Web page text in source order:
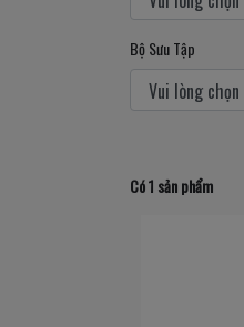
Bộ Sưu Tập
Có 1 sản phẩm